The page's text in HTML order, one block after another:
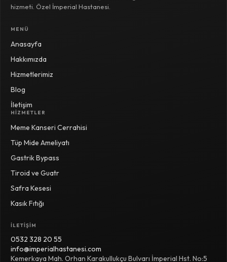
hizmeti. Özel İmperial Hastanesi.
MENÜ
Anasayfa
Hakkımızda
Hizmetlerimiz
Blog
İletişim
HIZMETLER
Meme Kanseri Cerrahisi
Tüp Mide Ameliyatı
Gastrik Bypass
Tiroid ve Guatr
Safra Kesesi
Kasık Fıtığı
İLETIŞIM
0532 328 20 55
info@imperialhastanesi.com
Kemerkaya Mah. Orhan Karakullukçu Bulvarı İmperial Hst. No:5